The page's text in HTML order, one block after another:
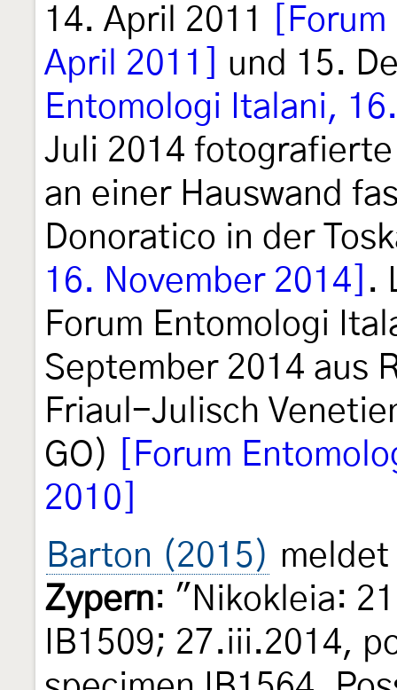
14. April 2011
April 2011]
und 15.
Entomologi Italani,
Juli 2014
an einer Hauswand
Donoratico in der
16. November 2014] .
Forum Entomologi
September 2014 aus
Friaul-Julisch
GO)
[Forum
2010]
Barton (2015) meldet
Zypern: "Nikokleia:
IB1509; 27.iii.2014,